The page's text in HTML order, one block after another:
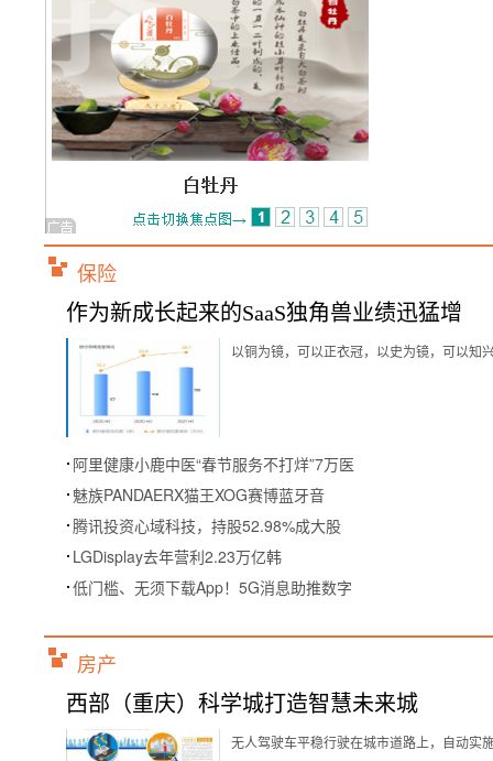
保险
作为新成长起来的SaaS独角兽业绩迅猛增
以铜为镜，可以正衣冠，以史为镜，可以知
阿里健康小鹿中医“春节服务不打烊”7万医
魅族PANDAERX猫王XOG赛博蓝牙音
腾讯投资心域科技，持股52.98%成大股
LGDisplay去年营利2.23万亿韩
低门槛、无须下载App！5G消息助推数字
房产
西部（重庆）科学城打造智慧未来城
无人驾驶车平稳行驶在城市道路上，自动实